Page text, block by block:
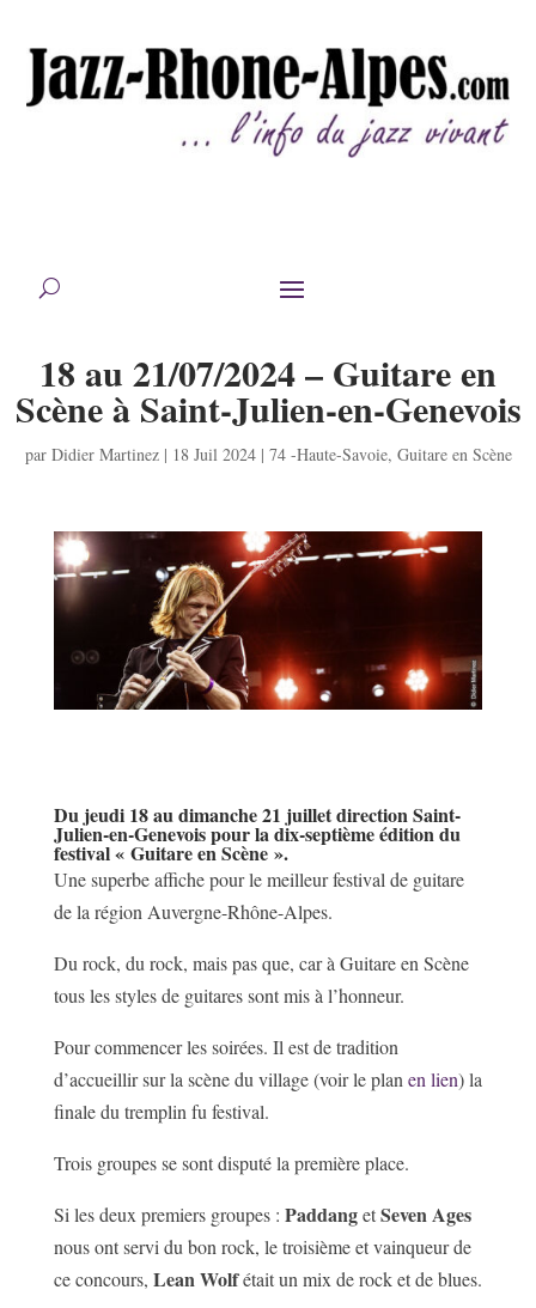
18 au 21/07/2024 – Guitare en
Scène à Saint-Julien-en-Genevois
par Didier Martinez| 18 Juil 2024| 74 -Haute-Savoie, Guitare en Scène
Du jeudi 18 au dimanche 21 juillet direction Saint-
Julien-en-Genevois pour la dix-septième édition du
festival « Guitare en Scène ».
Une superbe affiche pour le meilleur festival de guitare
de la région Auvergne-Rhône-Alpes.
Du rock, du rock, mais pas que, car à Guitare en Scène
tous les styles de guitares sont mis à l’honneur.
Pour commencer les soirées. Il est de tradition
d’accueillir sur la scène du village (voir le planen lien) la
finale du tremplin fu festival.
Trois groupes se sont disputé la première place.
Si les deux premiers groupes : PaddangetSeven Ages
nous ont servi du bon rock, le troisième et vainqueur de
ce concours, Lean Wolfétait un mix de rock et de blues.